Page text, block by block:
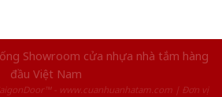
Showroom cửa nhựa nhà tắm hàng
đầu Việt Nam
- www.cuanhuanhatam.com | Đơn vị